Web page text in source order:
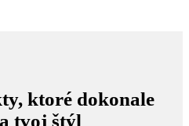
ktoré dokonale
tvoj štýl